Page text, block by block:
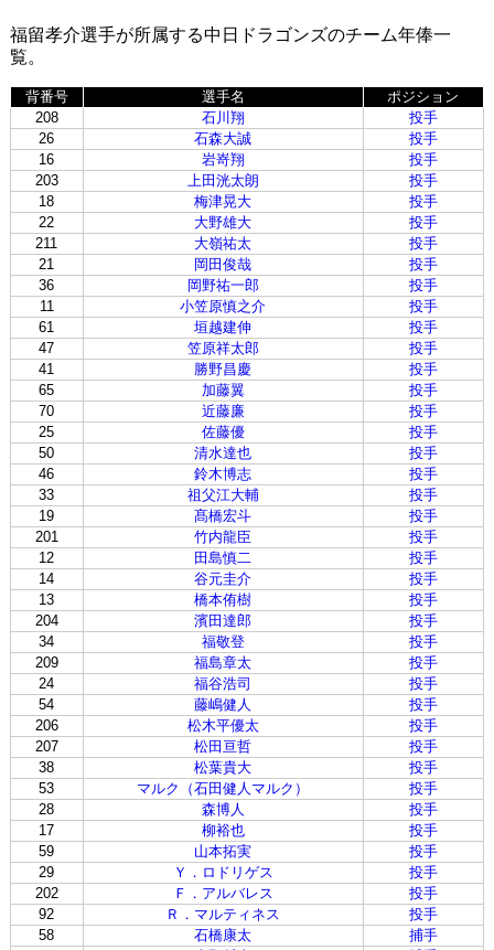
福留孝介選手が所属する中日ドラゴンズのチーム年俸一
覧。
背番号 選手名
ポジション
208
石川翔
投手
26
石森大誠
投手
16
岩嵜翔
投手
203
上田洸太朗
投手
18
梅津晃大
投手
22
大野雄大
投手
211
大嶺祐太
投手
21
岡田俊哉
投手
36
岡野祐一郎
投手
11
小笠原慎之介
投手
61
垣越建伸
投手
47
笠原祥太郎
投手
41
勝野昌慶
投手
65
加藤翼
投手
70
近藤廉
投手
25
佐藤優
投手
50
清水達也
投手
46
鈴木博志
投手
33
祖父江大輔
投手
19
髙橋宏斗
投手
201
竹内龍臣
投手
12
田島慎二
投手
14
谷元圭介
投手
13
橋本侑樹
投手
204
濱田達郎
投手
34
福敬登
投手
209
福島章太
投手
24
福谷浩司
投手
54
藤嶋健人
投手
206
松木平優太
投手
207
松田亘哲
投手
38
松葉貴大
投手
53
マルク（石田健人マルク）
投手
28
森博人
投手
17
柳裕也
投手
59
山本拓実
投手
29
Ｙ．ロドリゲス
投手
202
Ｆ．アルバレス
投手
92
Ｒ．マルティネス
投手
58
石橋康太
捕手